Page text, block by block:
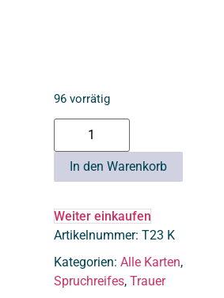
96 vorrätig
In den Warenkorb
Weiter einkaufen
Artikelnummer: T23 K
Kategorien: Alle Karten,
Spruchreifes, Trauer